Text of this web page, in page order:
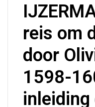
reis om
door
1598-
inleiding